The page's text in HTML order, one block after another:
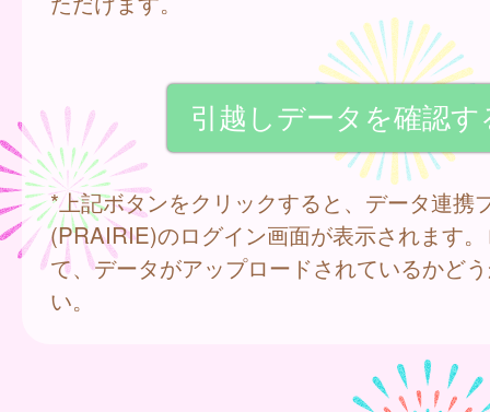
*上記ボタンをクリックすると、データ連携
(PRAIRIE)のログイン画面が表示されます
て、データがアップロードされているかど
い。